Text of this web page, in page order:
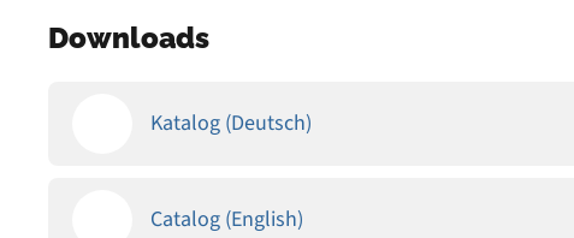
Downloads
Katalog (Deutsch)
Catalog (English)